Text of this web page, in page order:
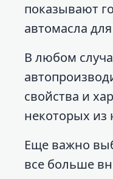
показывают
автомасла
В любом
свойства и
некоторых из
Еще важно
все больше